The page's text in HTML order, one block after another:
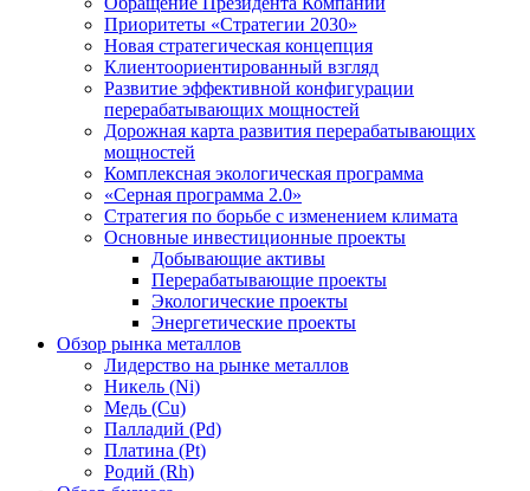
Приоритеты «Стратегии 2030»
Новая стратегическая концепция
Клиентоориентированный взгляд
Развитие эффективной конфигурации
перерабатывающих мощностей
Дорожная карта развития перерабатывающих
мощностей
Комплексная экологическая программа
«Серная программа 2.0»
Стратегия по борьбе с изменением климата
Основные инвестиционные проекты
Добывающие активы
Перерабатывающие проекты
Экологические проекты
Энергетические проекты
Обзор рынка металлов
Лидерство на рынке металлов
Никель (Ni)
Медь (Cu)
Палладий (Pd)
Платина (Pt)
Родий (Rh)